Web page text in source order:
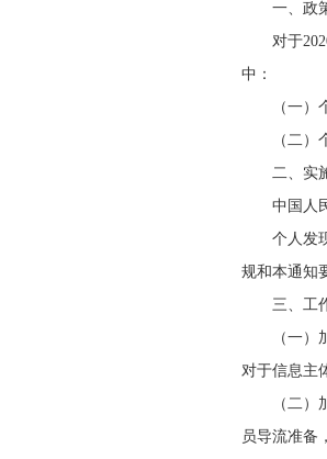
一、政
对于
中：
（一
（二
二、实
中国人
个人发
规和本通知
三、工
（一
对于信息主
（二
员导流准备